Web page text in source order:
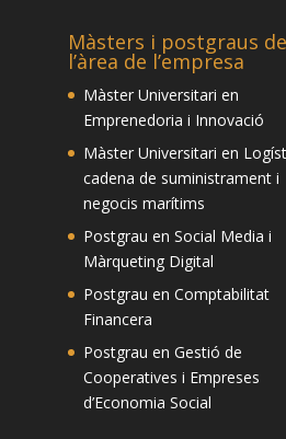
Màsters i postgraus de
l’àrea de l’empresa
Màster Universitari en
Emprenedoria i Innovació
Màster Universitari en
cadena de suministrament i
negocis marítims
Postgrau en Social Media i
Màrqueting Digital
Postgrau en Comptabilitat
Financera
Postgrau en Gestió de
Cooperatives i Empreses
d’Economia Social